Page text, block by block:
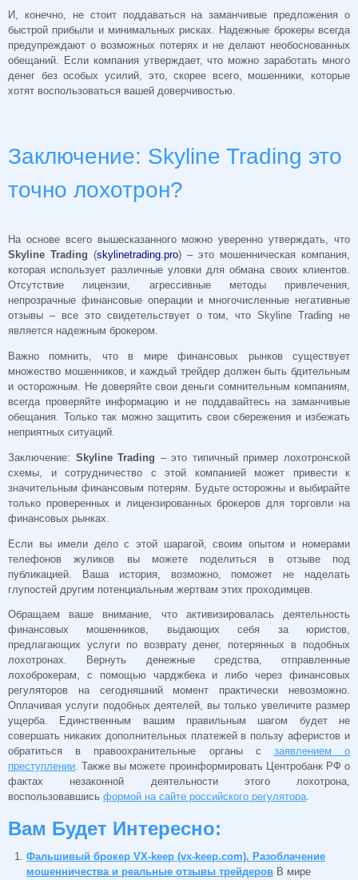
И, конечно, не стоит поддаваться на заманчивые предложения о
быстрой прибыли и минимальных рисках. Надежные брокеры всегда
предупреждают о возможных потерях и не делают необоснованных
обещаний. Если компания утверждает, что можно заработать много
денег без особых усилий, это, скорее всего, мошенники, которые
хотят воспользоваться вашей доверчивостью.
Заключение: Skyline Trading это
точно лохотрон?
На основе всего вышесказанного можно уверенно утверждать, что
Skyline Trading (skylinetrading.pro) – это мошенническая компания,
которая использует различные уловки для обмана своих клиентов.
Отсутствие лицензии, агрессивные методы привлечения,
непрозрачные финансовые операции и многочисленные негативные
отзывы – все это свидетельствует о том, что Skyline Trading не
является надежным брокером.
Важно помнить, что в мире финансовых рынков существует
множество мошенников, и каждый трейдер должен быть бдительным
и осторожным. Не доверяйте свои деньги сомнительным компаниям,
всегда проверяйте информацию и не поддавайтесь на заманчивые
обещания. Только так можно защитить свои сбережения и избежать
неприятных ситуаций.
Заключение: Skyline Trading – это типичный пример лохотронской
схемы, и сотрудничество с этой компанией может привести к
значительным финансовым потерям. Будьте осторожны и выбирайте
только проверенных и лицензированных брокеров для торговли на
финансовых рынках.
Если вы имели дело с этой шарагой, своим опытом и номерами
телефонов жуликов вы можете поделиться в отзыве под
публикацией. Ваша история, возможно, поможет не наделать
глупостей другим потенциальным жертвам этих проходимцев.
Обращаем ваше внимание, что активизировалась деятельность
финансовых мошенников, выдающих себя за юристов,
предлагающих услуги по возврату денег, потерянных в подобных
лохотронах. Вернуть денежные средства, отправленные
лохоброкерам, с помощью чарджбека и либо через финансовых
регуляторов на сегодняшний момент практически невозможно.
Оплачивая услуги подобных деятелей, вы только увеличите размер
ущерба. Единственным вашим правильным шагом будет не
совершать никаких дополнительных платежей в пользу аферистов и
обратиться в правоохранительные органы с заявлением о
преступлении. Также вы можете проинформировать Центробанк РФ о
фактах незаконной деятельности этого лохотрона,
воспользовавшись формой на сайте российского регулятора.
Вам Будет Интересно:
Фальшивый брокер VX-keep (vx-keep.com). Разоблачение
мошенничества и реальные отзывы трейдеров В мире